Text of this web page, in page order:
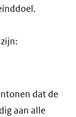
dat de
aan alle